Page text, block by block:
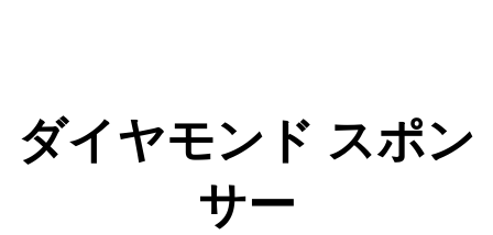
ダイヤモンド スポン
サー